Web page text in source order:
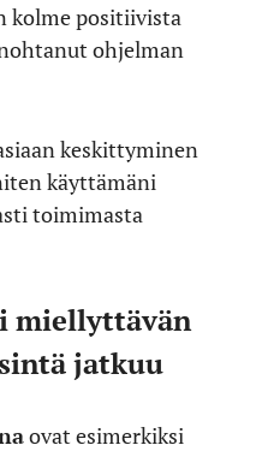
kolme positiivista
ohjelman
keskittyminen
käyttämäni
toimimasta
miellyttävän
jatkuu
ovat esimerkiksi